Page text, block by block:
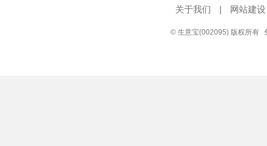
关于我们 | 网站建设
© 生意宝(002095) 版权所有